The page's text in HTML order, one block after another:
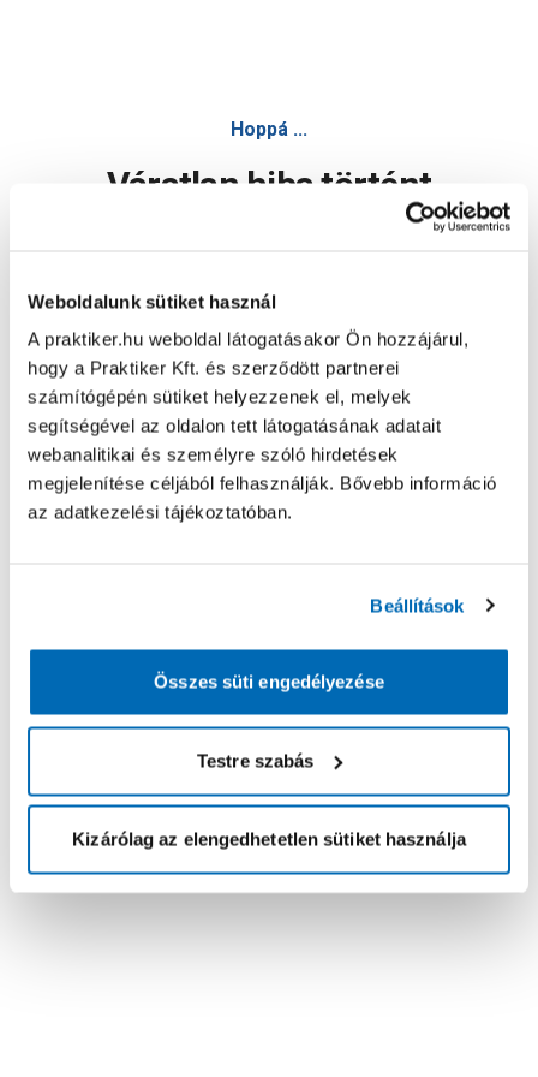
Weboldalunk sütiket használ
A praktiker.hu weboldal látogatásakor Ön hozzájárul,
hogy a Praktiker Kft. és szerződött partnerei
számítógépén sütiket helyezzenek el, melyek
segítségével az oldalon tett látogatásának adatait
webanalitikai és személyre szóló hirdetések
megjelenítése céljából felhasználják. Bővebb információ
az adatkezelési tájékoztatóban.
Beállítások
Összes süti engedélyezése
Testre szabás
Kizárólag az elengedhetetlen sütiket használja
Hoppá ...
Váratlan hiba történt
Oldal újratöltése